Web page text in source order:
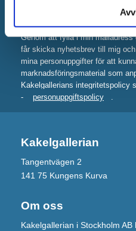
Genom att fylla i min mailadress
får skicka nyhetsbrev till mig
mina personuppgifter för att
marknadsföringsmaterial som
Kakelgallerians integritetspolicy
-
personuppgiftspolicy .
Kakelgallerian
Tangentvägen 2
141 75 Kungens Kurva
Om oss
Kakelgallerian i Stockholm